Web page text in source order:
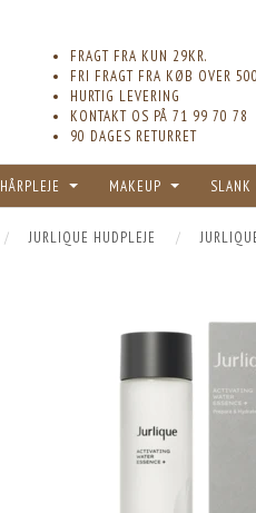
FRAGT FRA KUN 29KR.
FRI FRAGT FRA KØB OVER
HURTIG LEVERING
KONTAKT OS PÅ 71 99 70 78
90 DAGES RETURRET
HÅRPLEJE MAKEUP SLANK
JURLIQUE HUDPLEJE